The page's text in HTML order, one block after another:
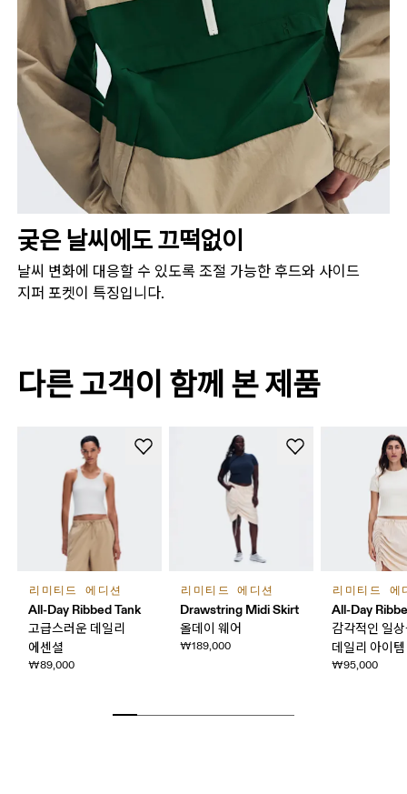
궂은 날씨에도 끄떡없이
날씨 변화에 대응할 수 있도록 조절 가능한 후드와 사이드
지퍼 포켓이 특징입니다.
다른 고객이 함께 본 제품
리미티드 에디션
All-Day Ribbed Tank
고급스러운 데일리
에센셜
₩89,000
리미티드 에디션
Drawstring Midi Skirt
올데이 웨어
₩189,000
리미티드 에
All-Day
감각적인 일
데일리 아이템
₩95,000